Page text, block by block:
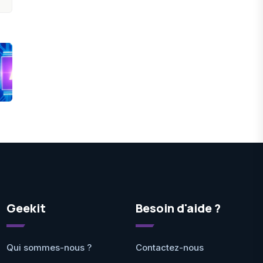
Geekit
Qui sommes-nous ?
Besoin d'aide ?
Contactez-nous